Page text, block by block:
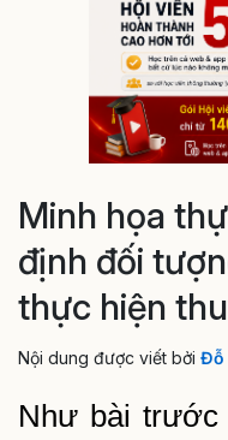
Minh họa
định đối
thực hiện
Nội dung được viết bởi Đỗ
Như bài trước